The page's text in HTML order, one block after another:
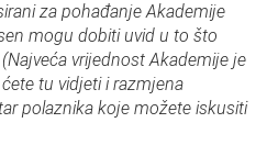
za pohađanje Akademije
mogu dobiti uvid u to što
vrijednost Akademije je
tu vidjeti i razmjena
polaznika koje možete iskusiti